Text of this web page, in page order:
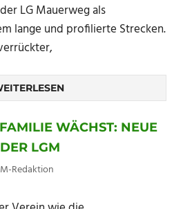
LG Mauerweg als
lange und profilierte Strecken.
WÄCHST: NEUE
LGM
Redaktion